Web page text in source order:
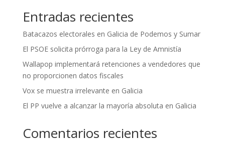
Entradas recientes
Batacazos electorales en Galicia de Podemos y Sumar
El PSOE solicita prórroga para la Ley de Amnistía
Wallapop implementará retenciones a vendedores que
no proporcionen datos fiscales
Vox se muestra irrelevante en Galicia
El PP vuelve a alcanzar la mayoría absoluta en Galicia
Comentarios recientes